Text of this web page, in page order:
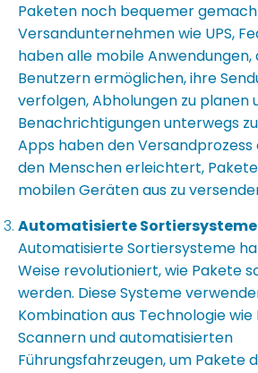
Paketen noch bequemer
Versandunternehmen wie UPS,
haben alle mobile Anwendungen,
Benutzern ermöglichen, ihre
verfolgen, Abholungen zu planen
Benachrichtigungen unterwegs
Apps haben den
den Menschen erleichtert,
mobilen Geräten aus zu
Automatisierte Sortiersysteme
Automatisierte Sortiersysteme
Weise revolutioniert, wie Pakete
werden. Diese Systeme
Kombination aus Technologie
Scannern und automatisierten
Führungsfahrzeugen, um Pakete